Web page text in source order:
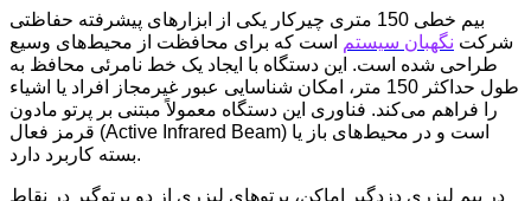
بیم خطی 150 متری چیرکار یکی از ابزارهای پیشرفته حفاظتی
شرکت نگهبان سیستم
است که برای محافظت از محیط‌های وسیع
طراحی شده است. این دستگاه با ایجاد یک خط نامرئی محافظ به
طول حداکثر 150 متر، امکان شناسایی عبور غیرمجاز افراد یا اشیاء
را فراهم می‌کند. فناوری این دستگاه معمولاً مبتنی بر پرتو مادون
قرمز فعال (Active Infrared Beam) است و در محیط‌های باز یا
بسته کاربرد دارد.
در بیم لیزری دزدگیر اماکن، پرتوهای لیزری از دو پرتوگیر در نقاط